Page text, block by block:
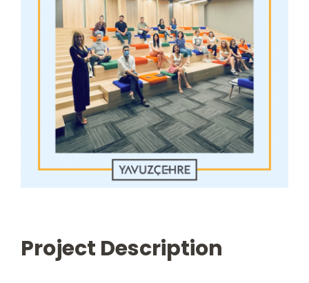
Yapay Zekâ Hizmetlerimiz
Hesabım
Project Description